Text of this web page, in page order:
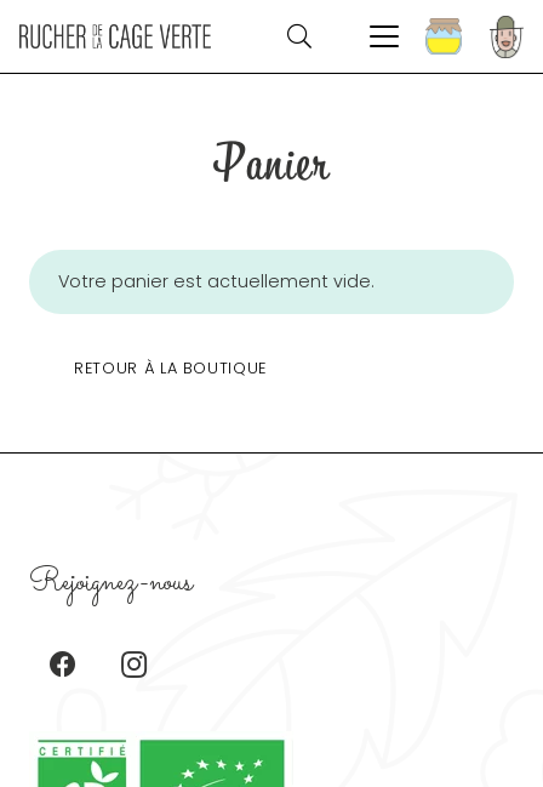
Panier
Votre panier est actuellement vide.
RETOUR À LA BOUTIQUE
Rejoignez-nous